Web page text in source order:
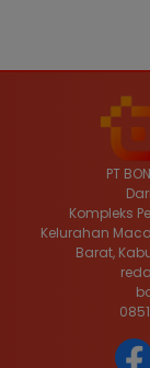
PT
Kompleks
Kelurahan
Barat,